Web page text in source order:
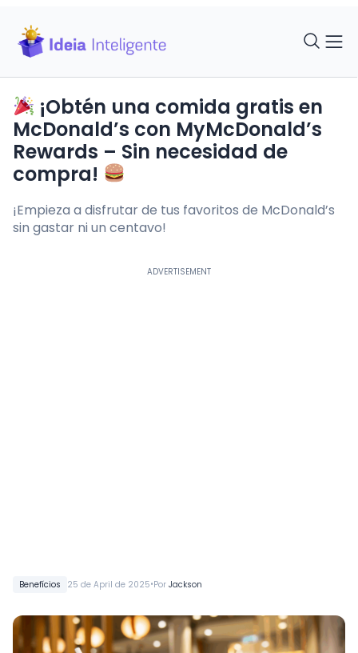
Benefícios 25 de April de 2025•Por Jackson
¡Obtén una comida gratis en
McDonald’s con MyMcDonald’s
Rewards – Sin necesidad de
compra!
¡Empieza a disfrutar de tus favoritos de McDonald’s
sin gastar ni un centavo!
ADVERTISEMENT